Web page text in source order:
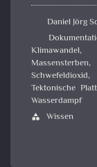
Daniel Jörg
Klimawandel,
Massensterben,
Schwefeldioxid,
Tektonische
Wasserdampf
category Wissen